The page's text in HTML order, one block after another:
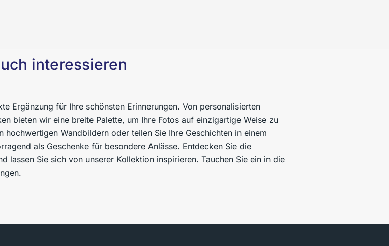
interessieren
Ergänzung für Ihre schönsten Erinnerungen. Von personalisierten
bieten wir eine breite Palette, um Ihre Fotos auf einzigartige Weise zu
Wandbildern oder teilen Sie Ihre Geschichten in einem
als Geschenke für besondere Anlässe. Entdecken Sie die
lassen Sie sich von unserer Kollektion inspirieren. Tauchen Sie ein in die